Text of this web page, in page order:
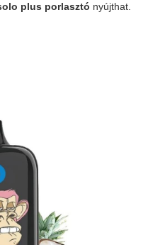
plus porlasztó nyújthat.